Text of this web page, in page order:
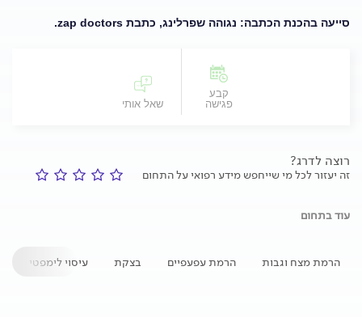
סייעה בהכנת הכתבה: נגוהה שפרלינג, כתבת zap doctors.
קבע
פגישה
שאל אותי
רוצה לדרג?
זה יעזור לכל מי שייחפש מידע רפואי על התחום
עוד בתחום
הרמת מצח וגבות הרמת עפעפיים בצקת עיסוי לימפטי